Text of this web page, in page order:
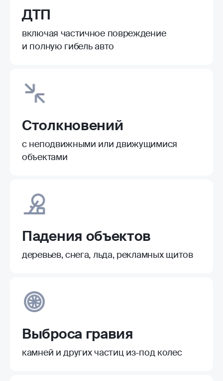
ДТП
включая частичное повреждение
и полную гибель авто
Столкновений
с неподвижными или движущимися
объектами
Падения объектов
деревьев, снега, льда, рекламных щитов
Выброса гравия
камней и других частиц из-под колес